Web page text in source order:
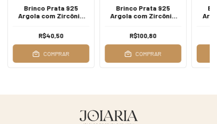
Brinco Prata 925
Argola com Zircônia
R$40,50
COMPRAR
Brinco Prata 925
Argola com Zircônia
R$100,80
COMPRAR